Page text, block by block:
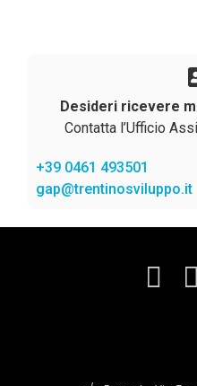
Desideri ricevere
Contatta l’Ufficio
+39 0461 493501
gap@trentinosviluppo.it